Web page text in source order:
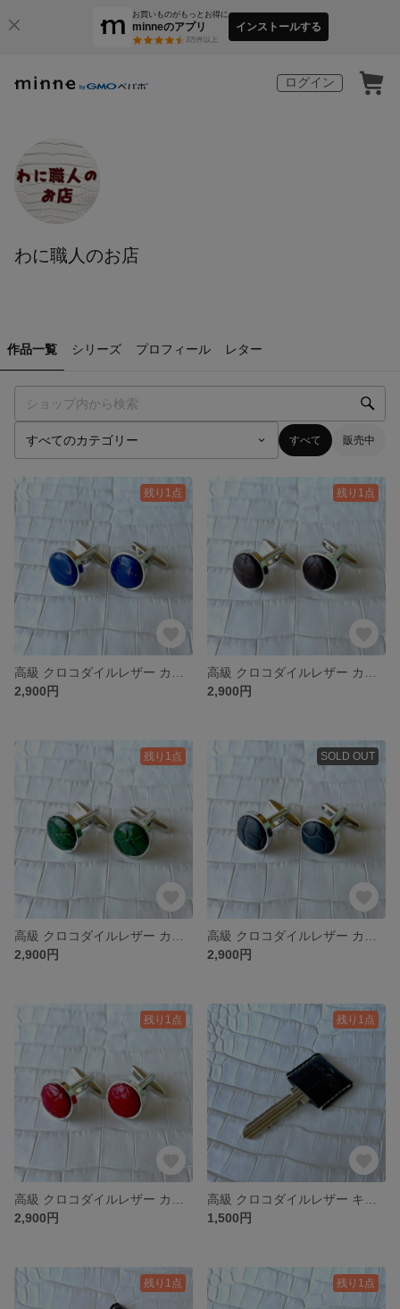
お買いものがもっとお得に
minneのアプリ
3万件以上
インストールする
ログイン
わに職人のお店
作品一覧 シリーズ プロフィール レター
すべて 販売中
残り1点
2,900円
残り1点
2,900円
残り1点
2,900円
SOLD OUT
2,900円
残り1点
2,900円
残り1点
1,500円
残り1点 残り1点